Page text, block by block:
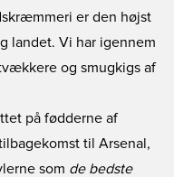
er den højst
landet. Vi har igennem
og smugkigs af
på fødderne af
til Arsenal,
som de bedste